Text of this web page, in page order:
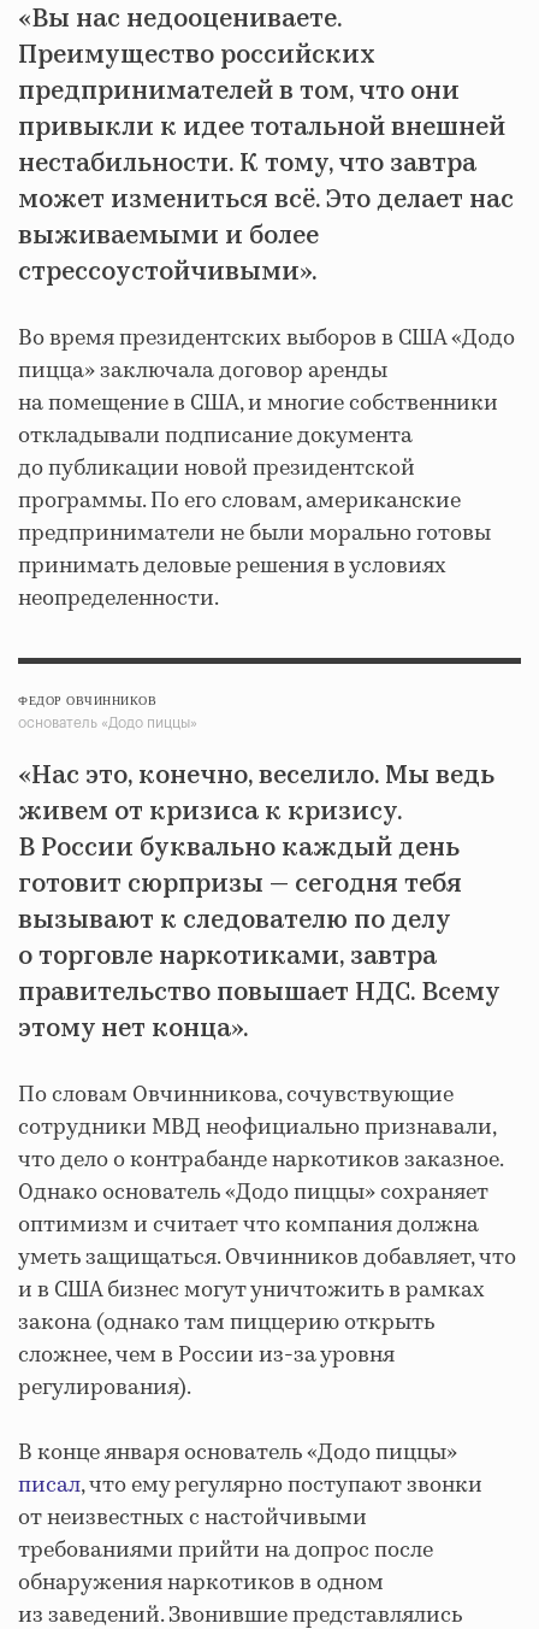
«Вы нас недооцениваете.
Преимущество российских
предпринимателей в том, что они
привыкли к идее тотальной внешней
нестабильности. К тому, что завтра
может измениться всё. Это делает нас
выживаемыми и более
стрессоустойчивыми».
Во время президентских выборов в США «Додо
пицца» заключала договор аренды
на помещение в США, и многие собственники
откладывали подписание документа
до публикации новой президентской
программы. По его словам, американские
предприниматели не были морально готовы
принимать деловые решения в условиях
неопределенности.
ФЕДОР ОВЧИННИКОВ
основатель «Додо пиццы»
«Нас это, конечно, веселило. Мы ведь
живем от кризиса к кризису.
В России буквально каждый день
готовит сюрпризы — сегодня тебя
вызывают к следователю по делу
о торговле наркотиками, завтра
правительство повышает НДС. Всему
этому нет конца».
По словам Овчинникова, сочувствующие
сотрудники МВД неофициально признавали,
что дело о контрабанде наркотиков заказное.
Однако основатель «Додо пиццы» сохраняет
оптимизм и считает что компания должна
уметь защищаться. Овчинников добавляет, что
и в США бизнес могут уничтожить в рамках
закона (однако там пиццерию открыть
сложнее, чем в России из-за уровня
регулирования).
В конце января основатель «Додо пиццы»
писал, что ему регулярно поступают звонки
от неизвестных с настойчивыми
требованиями прийти на допрос после
обнаружения наркотиков в одном
из заведений. Звонившие представлялись